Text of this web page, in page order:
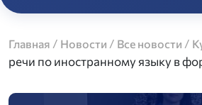
Главная / Новости / Все новости /
речи по иностранному языку в